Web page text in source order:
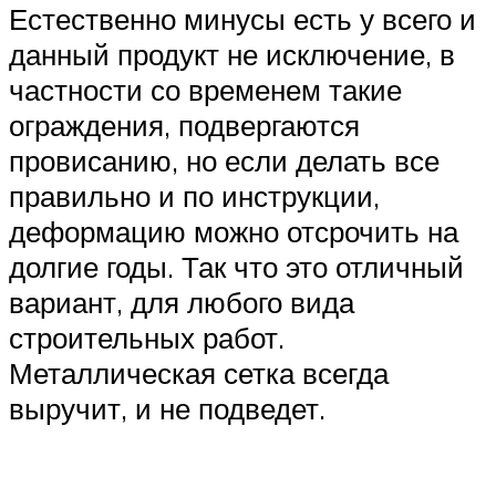
Естественно минусы есть у всего и
данный продукт не исключение, в
частности со временем такие
ограждения, подвергаются
провисанию, но если делать все
правильно и по инструкции,
деформацию можно отсрочить на
долгие годы. Так что это отличный
вариант, для любого вида
строительных работ.
Металлическая сетка всегда
выручит, и не подведет.